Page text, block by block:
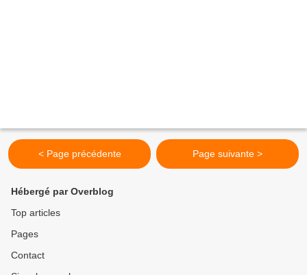
< Page précédente Page suivante >
Hébergé par Overblog
Top articles
Pages
Contact